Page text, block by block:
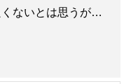
ないとは思うが…